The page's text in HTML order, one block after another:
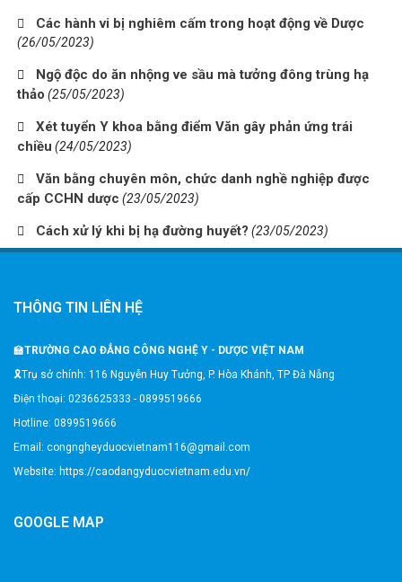
Các hành vi bị nghiêm cấm trong hoạt động về Dược
(26/05/2023)
Ngộ độc do ăn nhộng ve sầu mà tưởng đông trùng hạ
thảo (25/05/2023)
Xét tuyển Y khoa bằng điểm Văn gây phản ứng trái
chiều (24/05/2023)
Văn bằng chuyên môn, chức danh nghề nghiệp được
cấp CCHN dược (23/05/2023)
Cách xử lý khi bị hạ đường huyết? (23/05/2023)
THÔNG TIN LIÊN HỆ
🏫TRƯỜNG CAO ĐẲNG CÔNG NGHỆ Y - DƯỢC VIỆT NAM
🎗️Trụ sở chính: 116 Nguyễn Huy Tưởng, P. Hòa Khánh, TP Đà Nẵng
Điện thoại: 0236625333 - 0899519666
Hotline: 0899519666
Email: congngheyduocvietnam116@gmail.com
Website: https://caodangyduocvietnam.edu.vn/
GOOGLE MAP